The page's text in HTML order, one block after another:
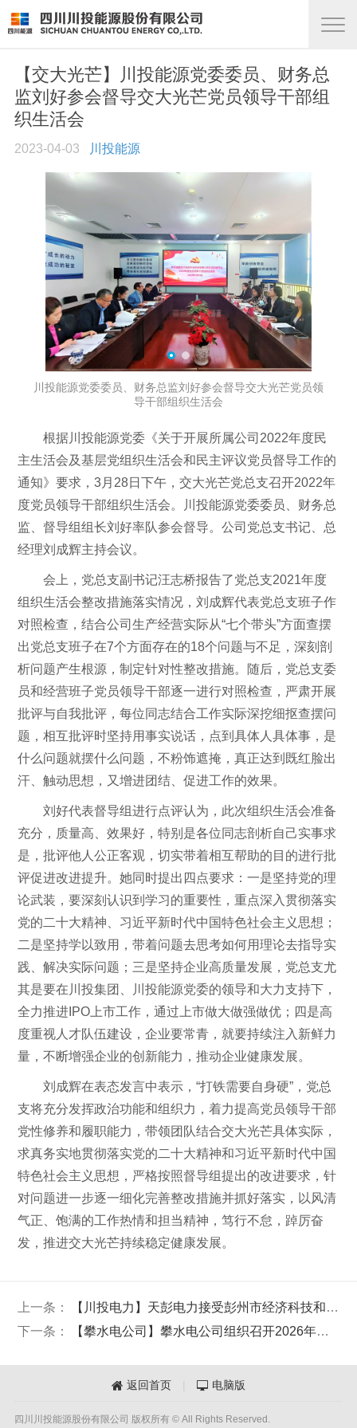
【交大光芒】川投能源党委委员、财务总
监刘好参会督导交大光芒党员领导干部组
织生活会
2023-04-03 川投能源
川投能源党委委员、财务总监刘好参会督导交大光芒党员领
导干部组织生活会
根据川投能源党委《关于开展所属公司2022年度民
主生活会及基层党组织生活会和民主评议党员督导工作的
通知》要求，3月28日下午，交大光芒党总支召开2022年
度党员领导干部组织生活会。川投能源党委委员、财务总
监、督导组组长刘好率队参会督导。公司党总支书记、总
经理刘成辉主持会议。
会上，党总支副书记汪志桥报告了党总支2021年度
组织生活会整改措施落实情况，刘成辉代表党总支班子作
对照检查，结合公司生产经营实际从“七个带头”方面查摆
出党总支班子在7个方面存在的18个问题与不足，深刻剖
析问题产生根源，制定针对性整改措施。随后，党总支委
员和经营班子党员领导干部逐一进行对照检查，严肃开展
批评与自我批评，每位同志结合工作实际深挖细抠查摆问
题，相互批评时坚持用事实说话，点到具体人具体事，是
什么问题就摆什么问题，不粉饰遮掩，真正达到既红脸出
汗、触动思想，又增进团结、促进工作的效果。
刘好代表督导组进行点评认为，此次组织生活会准备
充分，质量高、效果好，特别是各位同志剖析自己实事求
是，批评他人公正客观，切实带着相互帮助的目的进行批
评促进改进提升。她同时提出四点要求：一是坚持党的理
论武装，要深刻认识到学习的重要性，重点深入贯彻落实
党的二十大精神、习近平新时代中国特色社会主义思想；
二是坚持学以致用，带着问题去思考如何用理论去指导实
践、解决实际问题；三是坚持企业高质量发展，党总支尤
其是要在川投集团、川投能源党委的领导和大力支持下，
全力推进IPO上市工作，通过上市做大做强做优；四是高
度重视人才队伍建设，企业要常青，就要持续注入新鲜力
量，不断增强企业的创新能力，推动企业健康发展。
刘成辉在表态发言中表示，“打铁需要自身硬”，党总
支将充分发挥政治功能和组织力，着力提高党员领导干部
党性修养和履职能力，带领团队结合交大光芒具体实际，
求真务实地贯彻落实党的二十大精神和习近平新时代中国
特色社会主义思想，严格按照督导组提出的改进要求，针
对问题进一步逐一细化完善整改措施并抓好落实，以风清
气正、饱满的工作热情和担当精神，笃行不怠，踔厉奋
发，推进交大光芒持续稳定健康发展。
上一条：
【川投电力】天彭电力接受彭州市经济科技和信息化局消防安全专项检查
下一条：
【攀水电公司】攀水电公司组织召开2026年二季度经济运行分析会
 返回首页  电脑版
四川川投能源股份有限公司 版权所有 © All Rights Reserved.